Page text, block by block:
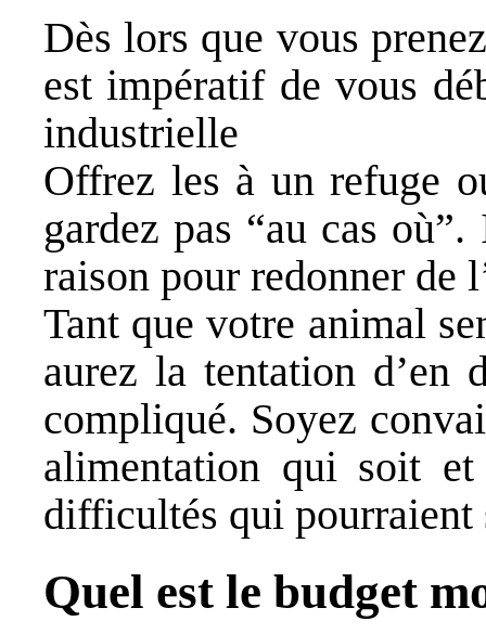
Dès lors que vous
est impératif de vous
industrielle
Offrez les à un refuge
gardez pas “au cas
raison pour redonner de
Tant que votre animal
aurez la tentation d’en
compliqué. Soyez
alimentation qui soit
difficultés qui pourraient
Quel est le budget